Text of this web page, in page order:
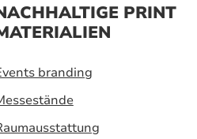
PRINT
branding